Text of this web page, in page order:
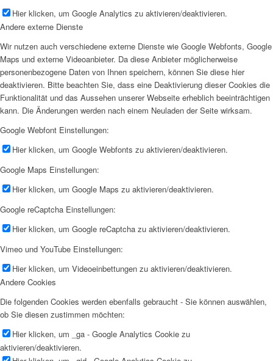
Hier klicken, um Google Analytics zu aktivieren/deaktivieren.
Andere externe Dienste
Wir nutzen auch verschiedene externe Dienste wie Google Webfonts, Google
Maps und externe Videoanbieter. Da diese Anbieter möglicherweise
personenbezogene Daten von Ihnen speichern, können Sie diese hier
deaktivieren. Bitte beachten Sie, dass eine Deaktivierung dieser Cookies die
Funktionalität und das Aussehen unserer Webseite erheblich beeinträchtigen
kann. Die Änderungen werden nach einem Neuladen der Seite wirksam.
Google Webfont Einstellungen:
Hier klicken, um Google Webfonts zu aktivieren/deaktivieren.
Google Maps Einstellungen:
Hier klicken, um Google Maps zu aktivieren/deaktivieren.
Google reCaptcha Einstellungen:
Hier klicken, um Google reCaptcha zu aktivieren/deaktivieren.
Vimeo und YouTube Einstellungen:
Hier klicken, um Videoeinbettungen zu aktivieren/deaktivieren.
Andere Cookies
Die folgenden Cookies werden ebenfalls gebraucht - Sie können auswählen,
ob Sie diesen zustimmen möchten:
Hier klicken, um _ga - Google Analytics Cookie zu
aktivieren/deaktivieren.